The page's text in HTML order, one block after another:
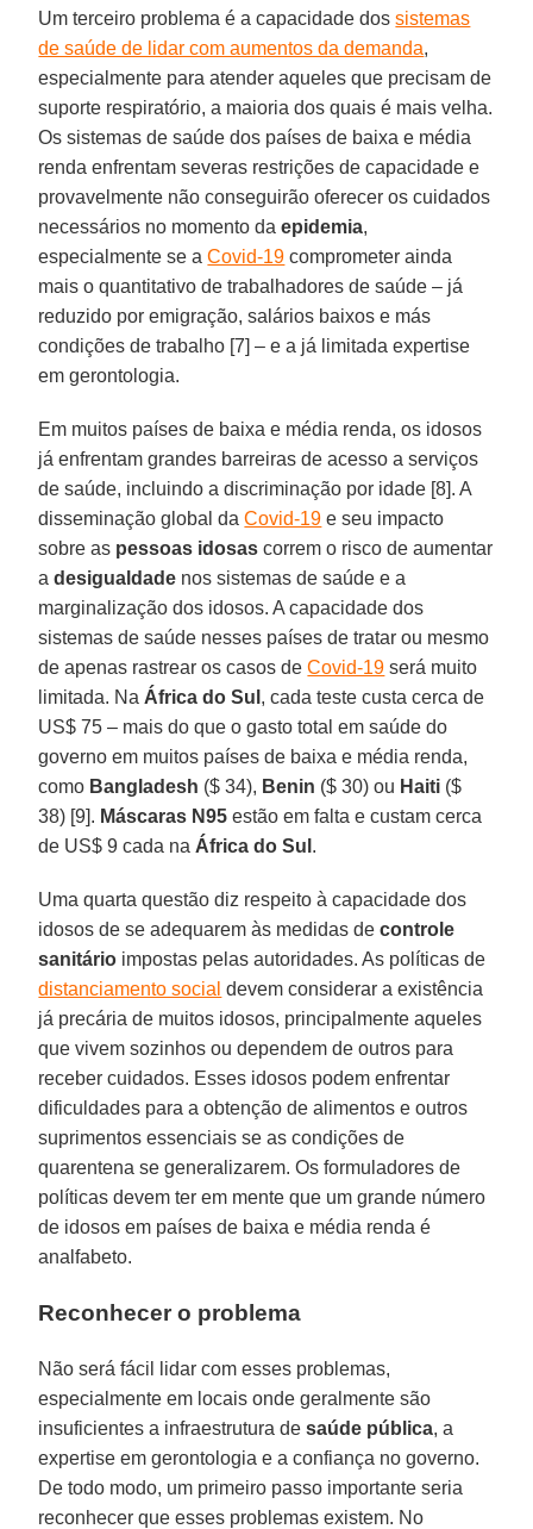
Um terceiro problema é a capacidade dossistemas
de saúde de lidar com aumentos da demanda,
especialmente para atender aqueles que precisam de
suporte respiratório, a maioria dos quais é mais velha.
Os sistemas de saúde dos países de baixa e média
renda enfrentam severas restrições de capacidade e
provavelmente não conseguirão oferecer os cuidados
necessários no momento daepidemia,
especialmente se aCovid-19 comprometer ainda
mais o quantitativo de trabalhadores de saúde – já
reduzido por emigração, salários baixos e más
condições de trabalho [7] – e a já limitada expertise
em gerontologia.
Em muitos países de baixa e média renda, os idosos
já enfrentam grandes barreiras de acesso a serviços
de saúde, incluindo a discriminação por idade [8]. A
disseminação global daCovid-19 e seu impacto
sobre as pessoas idosascorrem o risco de aumentar
a desigualdade nos sistemas de saúde e a
marginalização dos idosos. A capacidade dos
sistemas de saúde nesses países de tratar ou mesmo
de apenas rastrear os casos deCovid-19 será muito
limitada. Na África do Sul , cada teste custa cerca de
US$ 75 – mais do que o gasto total em saúde do
governo em muitos países de baixa e média renda,
como Bangladesh ($ 34), Benin ($ 30) ou Haiti ($
38) [9]. Máscaras N95 estão em falta e custam cerca
de US$ 9 cada na África do Sul .
Uma quarta questão diz respeito à capacidade dos
idosos de se adequarem às medidas decontrole
sanitário impostas pelas autoridades. As políticas de
distanciamento social devem considerar a existência
já precária de muitos idosos, principalmente aqueles
que vivem sozinhos ou dependem de outros para
receber cuidados. Esses idosos podem enfrentar
dificuldades para a obtenção de alimentos e outros
suprimentos essenciais se as condições de
quarentena se generalizarem. Os formuladores de
políticas devem ter em mente que um grande número
de idosos em países de baixa e média renda é
analfabeto.
Reconhecer o problema
Não será fácil lidar com esses problemas,
especialmente em locais onde geralmente são
insuficientes a infraestrutura desaúde pública, a
expertise em gerontologia e a confiança no governo.
De todo modo, um primeiro passo importante seria
reconhecer que esses problemas existem. No